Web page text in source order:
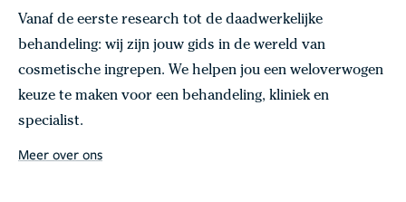
Vanaf de eerste research tot de daadwerkelijke
behandeling: wij zijn jouw gids in de wereld van
cosmetische ingrepen. We helpen jou een weloverwogen
keuze te maken voor een behandeling, kliniek en
specialist.
Meer over ons